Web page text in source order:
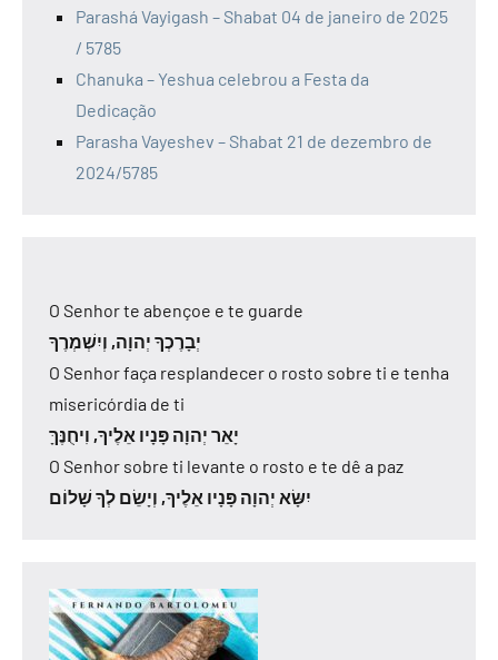
Parashá Vayigash – Shabat 04 de janeiro de 2025
/ 5785
Chanuka – Yeshua celebrou a Festa da
Dedicação
Parasha Vayeshev – Shabat 21 de dezembro de
2024/5785
O Senhor te abençoe e te guarde
יְבָרֶכְךָ יְהוָה, וְיִשְׁמְרֶךָ
O Senhor faça resplandecer o rosto sobre ti e tenha
misericórdia de ti
יָאֵר יְהוָה פָּנָיו אֵלֶיךָ, וִיחֻנֶּךָּ
O Senhor sobre ti levante o rosto e te dê a paz
יִשָּׂא יְהוָה פָּנָיו אֵלֶיךָ, וְיָשֵׂם לְךָ שָׁלוֹם